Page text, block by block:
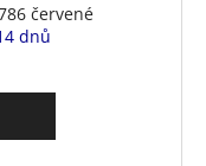
červené
dnů